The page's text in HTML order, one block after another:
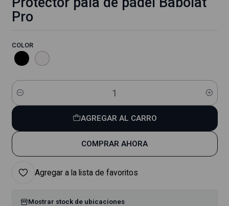
Pro
COLOR
Cantidad
AGREGAR AL CARRO
COMPRAR AHORA
Agregar a la lista de favoritos
Mostrar stock de ubicaciones